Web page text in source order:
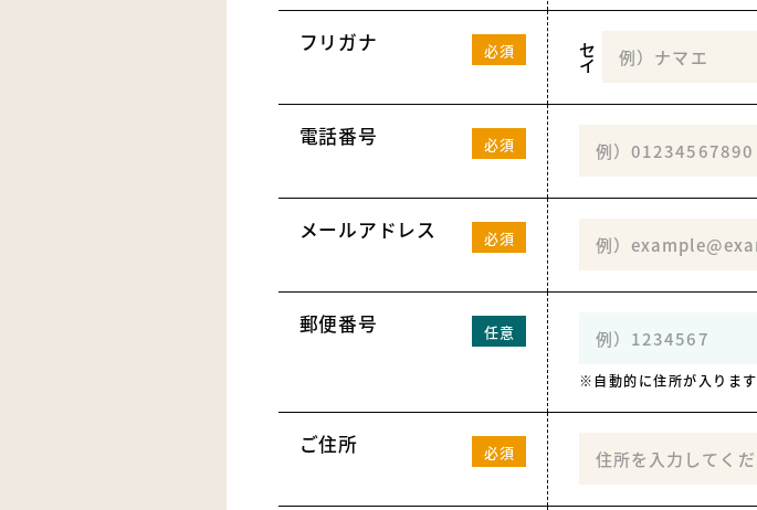
フリガナ 必須 セ
イ
電話番号 必須
メールアドレス 必須
郵便番号 任意
自動的に住所が入ります
ご住所 必須